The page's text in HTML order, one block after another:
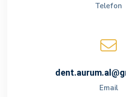
Telefon
Email